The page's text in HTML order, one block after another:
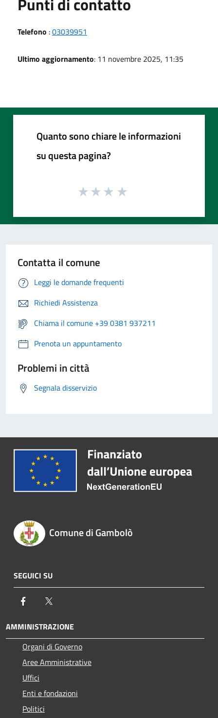
Telefono :03039951
Ultimo aggiornamento: 11 novembre 2025, 11:35
Quanto sono chiare le informazioni
su questa pagina?
Contatta il comune
Leggi le domande frequenti
Richiedi Assistenza
Chiama il comune +39 0381 937211
Prenota un appuntamento
Problemi in città
Segnala disservizio
Comune di Gambolò
SEGUICI SU
Facebook
AMMINISTRAZIONE
Organi di Governo
Aree Amministrative
Uffici
Enti e fondazioni
Politici